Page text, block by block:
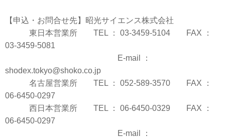
【申込・お問合せ先】昭光サイエンス株式会社
東日本営業所 TEL ： 03-3459-5104 FAX ：
03-3459-5081
E-mail ：
shodex.tokyo@shoko.co.jp
名古屋営業所 TEL ： 052-589-3570 FAX ：
06-6450-0297
西日本営業所 TEL ： 06-6450-0329 FAX ：
06-6450-0297
E-mail ：